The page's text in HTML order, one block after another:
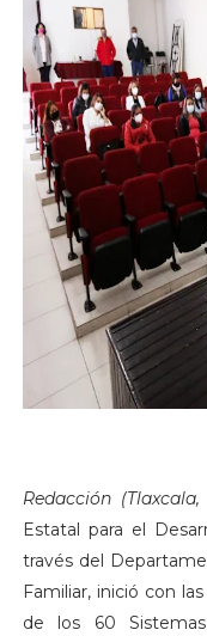
Redacción
Estatal para el
través del
Familiar, inició con
de los 60